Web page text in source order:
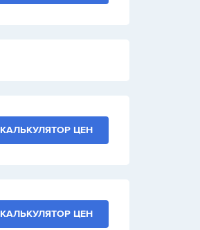
КАЛЬКУЛЯТОР ЦЕН
КАЛЬКУЛЯТОР ЦЕН